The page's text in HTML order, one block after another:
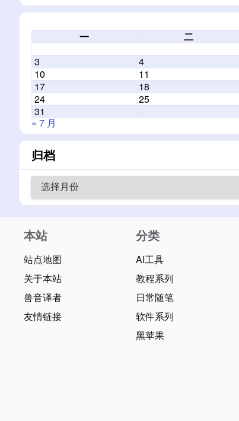
一 二
3
4
10
11
17
18
24
25
31
« 7 月
归档
本站
站点地图
关于本站
兽音译者
友情链接
分类
AI工具
教程系列
日常随笔
软件系列
黑苹果